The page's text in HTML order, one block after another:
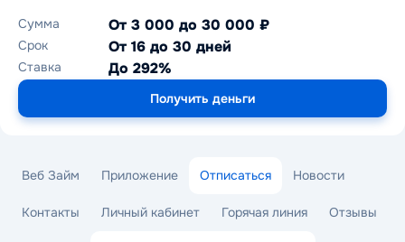
Сумма
От 3 000 до 30 000 ₽
Срок От 16 до 30 дней
Ставка До 292%
Получить деньги
Веб Займ Приложение Отписаться Новости
Контакты Личный кабинет Горячая линия Отзывы